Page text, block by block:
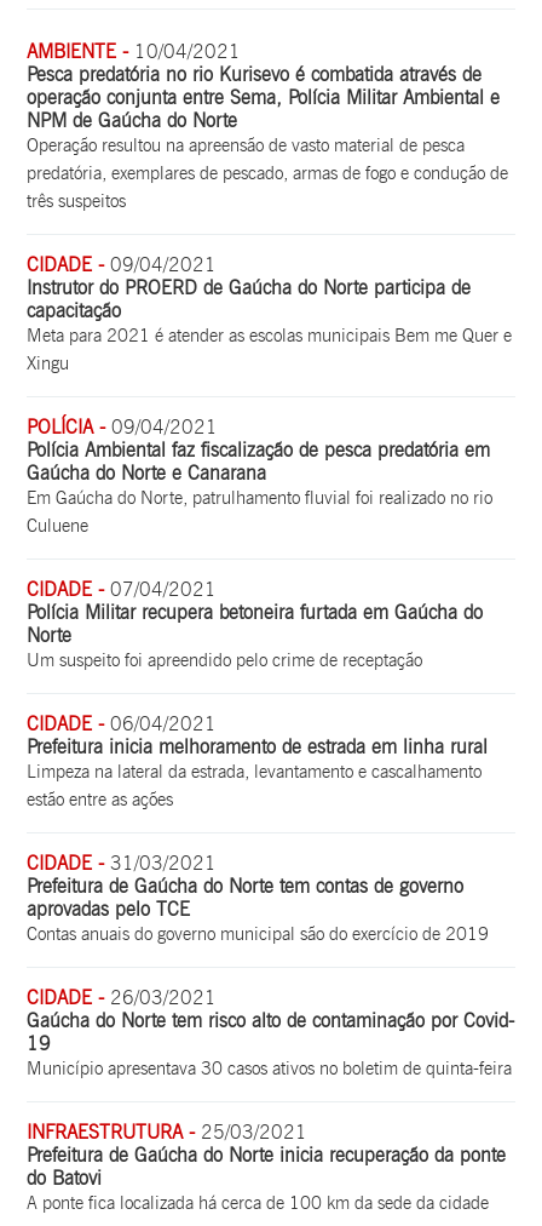
AMBIENTE - 10/04/2021
Pesca predatória no rio Kurisevo é combatida através de
operação conjunta entre Sema, Polícia Militar Ambiental e
NPM de Gaúcha do Norte
Operação resultou na apreensão de vasto material de pesca
predatória, exemplares de pescado, armas de fogo e condução de
três suspeitos
CIDADE -09/04/2021
Instrutor do PROERD de Gaúcha do Norte participa de
capacitação
Meta para 2021 é atender as escolas municipais Bem me Quer e
Xingu
POLÍCIA -09/04/2021
Polícia Ambiental faz fiscalização de pesca predatória em
Gaúcha do Norte e Canarana
Em Gaúcha do Norte, patrulhamento fluvial foi realizado no rio
Culuene
CIDADE -07/04/2021
Polícia Militar recupera betoneira furtada em Gaúcha do
Norte
Um suspeito foi apreendido pelo crime de receptação
CIDADE -06/04/2021
Prefeitura inicia melhoramento de estrada em linha rural
Limpeza na lateral da estrada, levantamento e cascalhamento
estão entre as ações
CIDADE -31/03/2021
Prefeitura de Gaúcha do Norte tem contas de governo
aprovadas pelo TCE
Contas anuais do governo municipal são do exercício de 2019
CIDADE - 26/03/2021
Gaúcha do Norte tem risco alto de contaminação por Covid-
19
Município apresentava 30 casos ativos no boletim de quinta-feira
INFRAESTRUTURA - 25/03/2021
Prefeitura de Gaúcha do Norte inicia recuperação da ponte
do Batovi
A ponte fica localizada há cerca de 100 km da sede da cidade